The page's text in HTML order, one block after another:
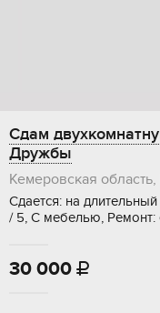
Сдам
Дружбы
Кемеровская
Сдается: на
/ 5, С мебелью, Ремонт:
30 000 